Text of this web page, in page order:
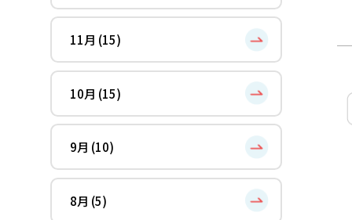
11月 (15)
10月 (15)
9月 (10)
8月 (5)